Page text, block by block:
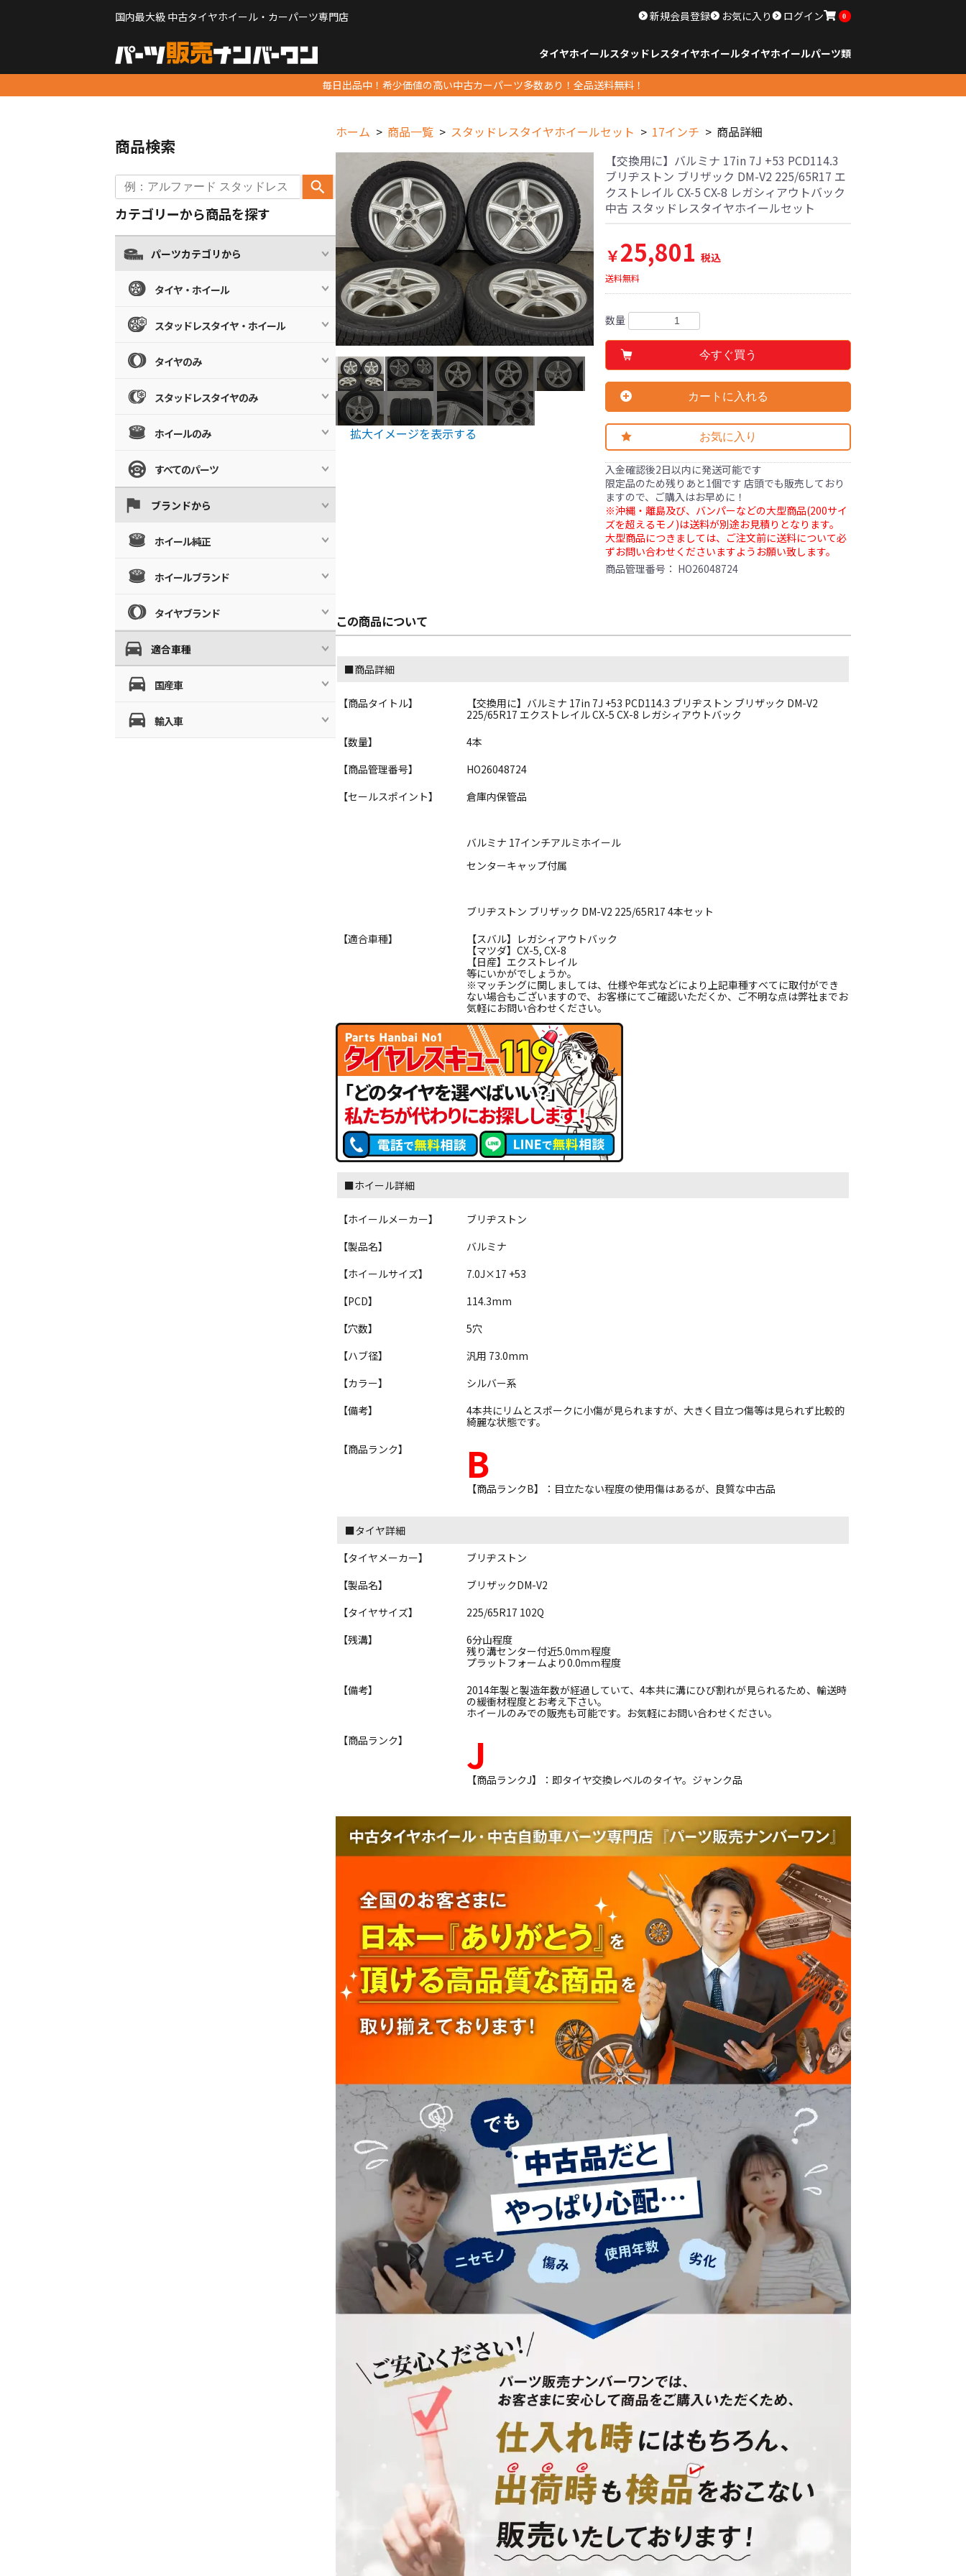
国内最大級 中古タイヤホイール・カーパーツ専門店 新規会員登録 お気に入り ログイン 0
タイヤホイールスタッドレスタイヤホイールタイヤホイールパーツ類
毎日出品中！希少価値の高い中古カーパーツ多数あり！全品送料無料！
ホーム 商品一覧 スタッドレスタイヤホイールセット 17インチ 商品詳細
拡大イメージを表示する
【交換用に】バルミナ 17in 7J +53 PCD114.3
ブリヂストン ブリザック DM-V2 225/65R17 エ
クストレイル CX-5 CX-8 レガシィアウトバック
中古 スタッドレスタイヤホイールセット
￥25,801 税込
送料無料
数量
今すぐ買う
カートに入れる
お気に入り
入金確認後2日以内に発送可能です
限定品のため残りあと1個です 店頭でも販売しており
ますので、ご購入はお早めに！
※沖縄・離島及び、バンパーなどの大型商品(200サイ
ズを超えるモノ)は送料が別途お見積りとなります。
大型商品につきましては、ご注文前に送料について必
ずお問い合わせくださいますようお願い致します。
商品管理番号： HO26048724
この商品について
■商品詳細
【商品タイトル】
【交換用に】バルミナ 17in 7J +53 PCD114.3 ブリヂストン ブリザック DM-V2
225/65R17 エクストレイル CX-5 CX-8 レガシィアウトバック
【数量】
4本
【商品管理番号】
HO26048724
【セールスポイント】
倉庫内保管品
バルミナ 17インチアルミホイール
センターキャップ付属
ブリヂストン ブリザック DM-V2 225/65R17 4本セット
【適合車種】
【スバル】レガシィアウトバック
【マツダ】CX-5, CX-8
【日産】エクストレイル
等にいかがでしょうか。
※マッチングに関しましては、仕様や年式などにより上記車種すべてに取付ができ
ない場合もございますので、お客様にてご確認いただくか、ご不明な点は弊社までお
気軽にお問い合わせください。
■ホイール詳細
【ホイールメーカー】
ブリヂストン
【製品名】
バルミナ
【ホイールサイズ】
7.0J×17 +53
【PCD】
114.3mm
【穴数】
5穴
【ハブ径】
汎用 73.0mm
【カラー】
シルバー系
【備考】
4本共にリムとスポークに小傷が見られますが、大きく目立つ傷等は見られず比較的
綺麗な状態です。
【商品ランク】
B
【商品ランクB】：目立たない程度の使用傷はあるが、良質な中古品
■タイヤ詳細
【タイヤメーカー】
ブリヂストン
【製品名】
ブリザックDM-V2
【タイヤサイズ】
225/65R17 102Q
【残溝】
6分山程度
残り溝センター付近5.0ｍｍ程度
プラットフォームより0.0ｍｍ程度
【備考】
2014年製と製造年数が経過していて、4本共に溝にひび割れが見られるため、輸送時
の緩衝材程度とお考え下さい。
ホイールのみでの販売も可能です。お気軽にお問い合わせください。
【商品ランク】
J
【商品ランクJ】：即タイヤ交換レベルのタイヤ。ジャンク品
商品検索
カテゴリーから商品を探す
パーツカテゴリから
タイヤ・ホイール
スタッドレスタイヤ・ホイール
タイヤのみ
スタッドレスタイヤのみ
ホイールのみ
すべてのパーツ
ブランドから
ホイール純正
ホイールブランド
タイヤブランド
適合車種
国産車
輸入車